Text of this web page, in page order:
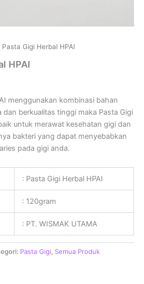
Pasta Gigi Herbal HPAI
HPAI
menggunakan kombinasi bahan
dan berkualitas tinggi maka Pasta Gigi
untuk merawat kesehatan gigi dan
bakteri yang dapat menyebabkan
pada gigi anda.
: Pasta Gigi Herbal HPAI
: 120gram
: PT. WISMAK UTAMA
Pasta Gigi, Semua Produk